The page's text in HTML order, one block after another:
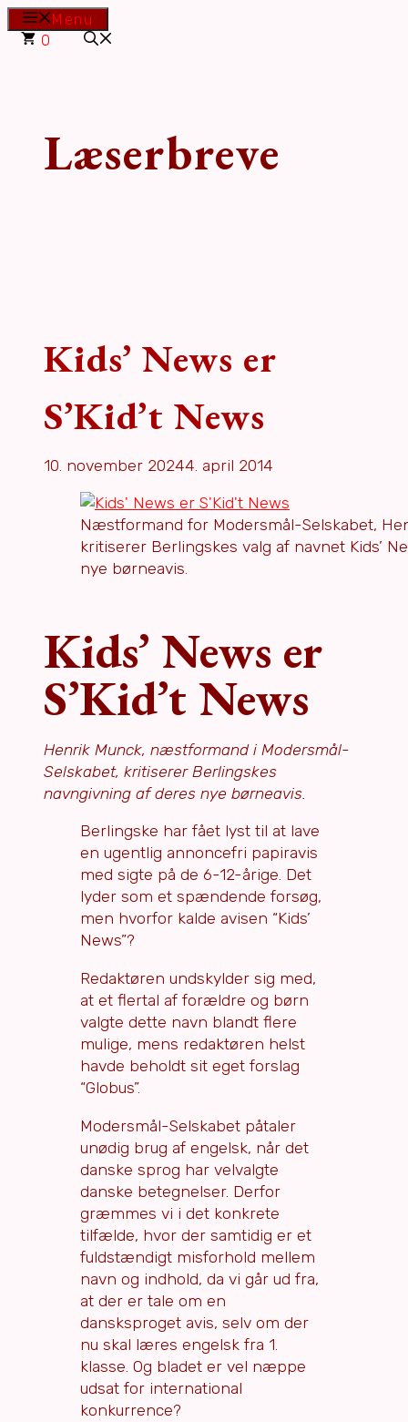
Hop
Menu
0
Læserbreve
Kids’ News er
S’Kid’t News
10. november 20244. april 2014
Næstformand for Modersmål-Selskabet,
kritiserer Berlingskes valg af navnet Kids’
nye børneavis.
Kids’ News er
S’Kid’t News
Henrik Munck, næstformand i Modersmål-
Selskabet, kritiserer Berlingskes
navngivning af deres nye børneavis.
Berlingske har fået lyst til at lave
en ugentlig annoncefri papiravis
med sigte på de 6-12-årige. Det
lyder som et spændende forsøg,
men hvorfor kalde avisen “Kids’
News”?
Redaktøren undskylder sig med,
at et flertal af forældre og børn
valgte dette navn blandt flere
mulige, mens redaktøren helst
havde beholdt sit eget forslag
“Globus”.
Modersmål-Selskabet påtaler
unødig brug af engelsk, når det
danske sprog har velvalgte
danske betegnelser. Derfor
græmmes vi i det konkrete
tilfælde, hvor der samtidig er et
fuldstændigt misforhold mellem
navn og indhold, da vi går ud fra,
at der er tale om en
dansksproget avis, selv om der
nu skal læres engelsk fra 1.
klasse. Og bladet er vel næppe
udsat for international
konkurrence?